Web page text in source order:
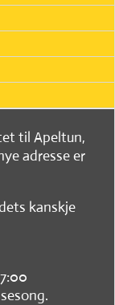
til Apeltun,
adresse er
kanskje